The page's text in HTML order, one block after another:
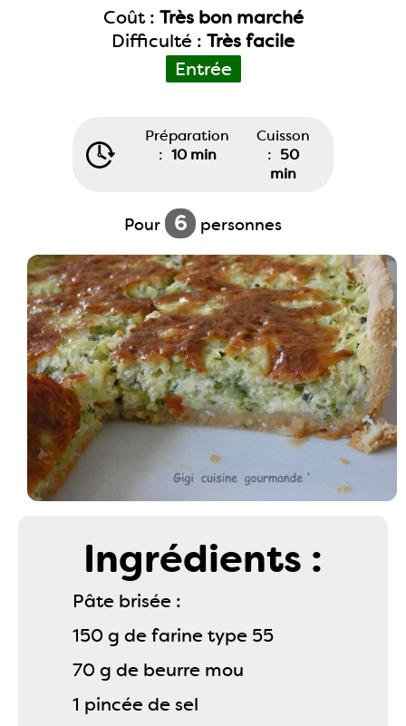
Coût : Très bon marché
Difficulté : Très facile
Entrée
Préparation
: 10 min
Cuisson
: 50
min
Pour 6 personnes
Ingrédients :
Pâte brisée :
150 g de farine type 55
70 g de beurre mou
1 pincée de sel